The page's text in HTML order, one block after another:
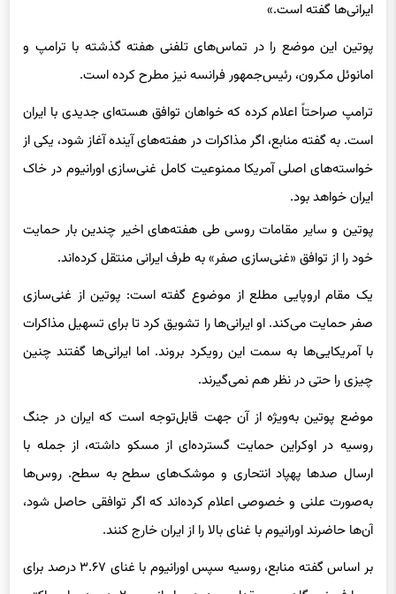
ایرانی‌ها گفته است.»
پوتین این موضع را در تماس‌های تلفنی هفته گذشته با ترامپ و
امانوئل مکرون، رئیس‌جمهور فرانسه نیز مطرح کرده است.
ترامپ صراحتاً اعلام کرده که خواهان توافق هسته‌ای جدیدی با ایران
است. به گفته منابع، اگر مذاکرات در هفته‌های آینده آغاز شود، یکی از
خواسته‌های اصلی آمریکا ممنوعیت کامل غنی‌سازی اورانیوم در خاک
ایران خواهد بود.
پوتین و سایر مقامات روسی طی هفته‌های اخیر چندین بار حمایت
خود را از توافق «غنی‌سازی صفر» به طرف ایرانی منتقل کرده‌اند.
یک مقام اروپایی مطلع از موضوع گفته است: پوتین از غنی‌سازی
صفر حمایت می‌کند. او ایرانی‌ها را تشویق کرد تا برای تسهیل مذاکرات
با آمریکایی‌ها به سمت این رویکرد بروند. اما ایرانی‌ها گفتند چنین
چیزی را حتی در نظر هم نمی‌گیرند.
موضع پوتین به‌ویژه از آن جهت قابل‌توجه است که ایران در جنگ
روسیه در اوکراین حمایت گسترده‌ای از مسکو داشته، از جمله با
ارسال صدها پهپاد انتحاری و موشک‌های سطح به سطح. روس‌ها
به‌صورت علنی و خصوصی اعلام کرده‌اند که اگر توافقی حاصل شود،
آن‌ها حاضرند اورانیوم با غنای بالا را از ایران خارج کنند.
بر اساس گفته منابع، روسیه سپس اورانیوم با غنای ۳.۶۷ درصد برای